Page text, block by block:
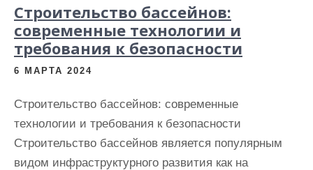
Строительство бассейнов:
современные технологии и
требования к безопасности
6 МАРТА 2024
Строительство бассейнов: современные
технологии и требования к безопасности
Строительство бассейнов является популярным
видом инфраструктурного развития как на